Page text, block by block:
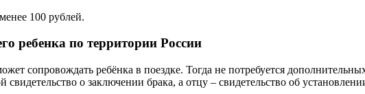
100 рублей.
ребенка по территории России
сопровождать ребёнка в поездке. Тогда не потребуется
о заключении брака, а отцу – свидетельство об